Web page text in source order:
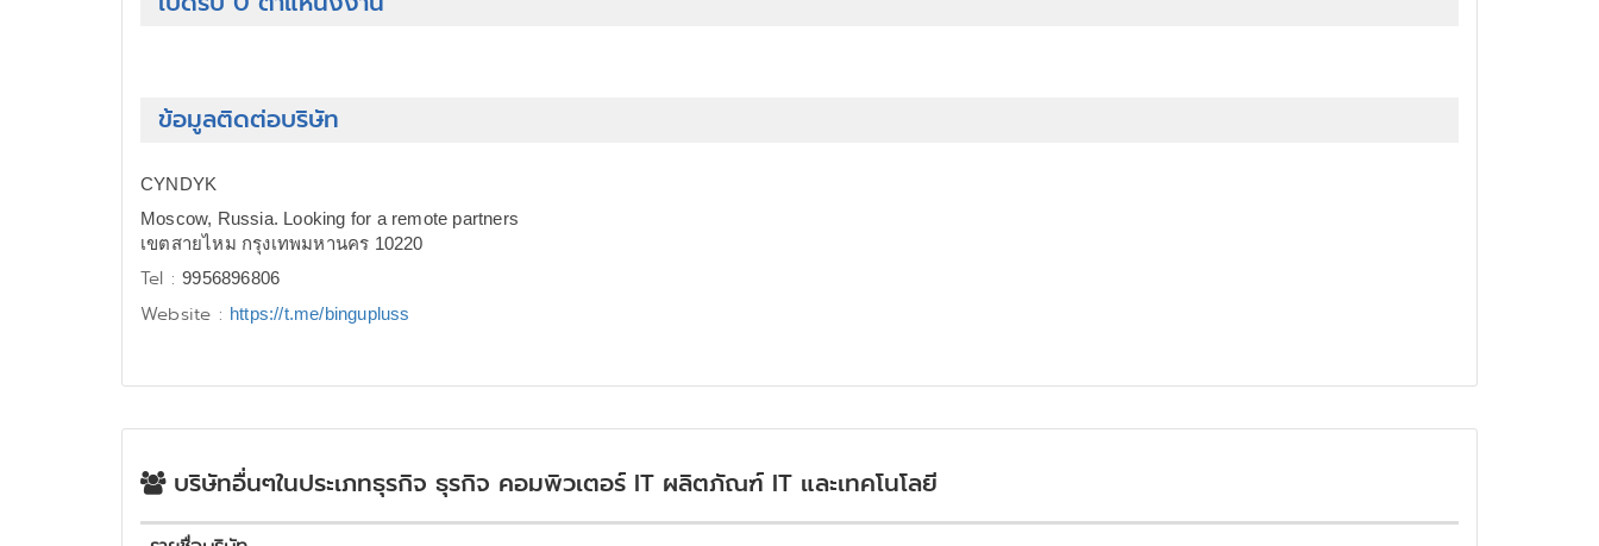
ข้อมูลติดต่อบริษัท
CYNDYK
Moscow, Russia. Looking for a remote partners
เขตสายไหม กรุงเทพมหานคร 10220
Tel :9956896806
Website : https://t.me/bingupluss
บริษัทอื่นๆในประเภทธุรกิจ ธุรกิจ คอมพิวเตอร์ IT ผลิตภัณฑ์ IT และเทคโนโลยี